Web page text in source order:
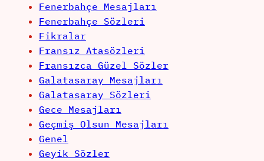
Fenerbahçe Mesajları
Fenerbahçe Sözleri
Fikralar
Fransız Atasözleri
Fransızca Güzel Sözler
Galatasaray Mesajları
Galatasaray Sözleri
Gece Mesajları
Geçmiş Olsun Mesajları
Genel
Geyik Sözler